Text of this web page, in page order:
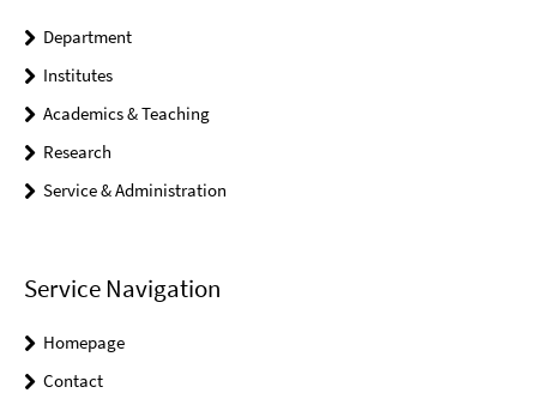
Department
Institutes
Academics & Teaching
Research
Service & Administration
Service Navigation
Homepage
Contact